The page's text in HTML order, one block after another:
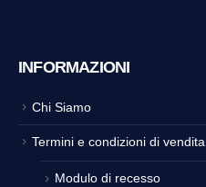
INFORMAZIONI
Chi Siamo
Termini e condizioni di vendita
Modulo di recesso